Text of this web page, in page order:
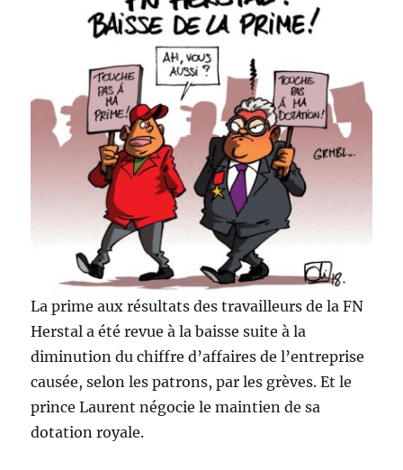
état
en
Wallonie
!
La prime aux résultats des travailleurs de la FN
Herstal a été revue à la baisse suite à la
diminution du chiffre d’affaires de l’entreprise
causée, selon les patrons, par les grèves. Et le
prince Laurent négocie le maintien de sa
dotation royale.